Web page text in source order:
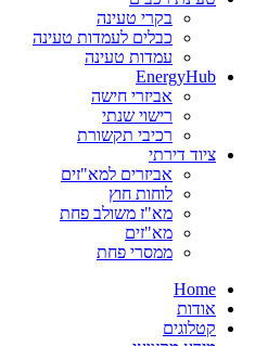
בקרי טעינה
כבלים לעמדות טעינה
עמדות טעינה
EnergyHub
אביזרי חישה
רישוי שנתי
רכיבי תקשורת
ציוד דירתי
אביזרים למא"זים
לוחות חוץ
מא"ז משולב פחת
מא"זים
ממסרי פחת
Home
אודות
קטלוגים